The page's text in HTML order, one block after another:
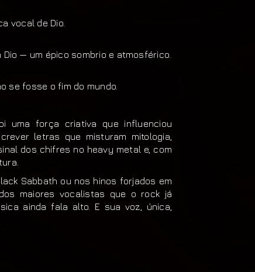
vocal de Dio.
— um épico sombrio e atmosférico.
se fosse o fim do mundo.
uma força criativa que influenciou
letras que misturam mitologia,
dos chifres no heavy metal e, com
Sabbath ou nos hinos forjados em
maiores vocalistas que o rock já
ainda fala alto. E sua voz, única,